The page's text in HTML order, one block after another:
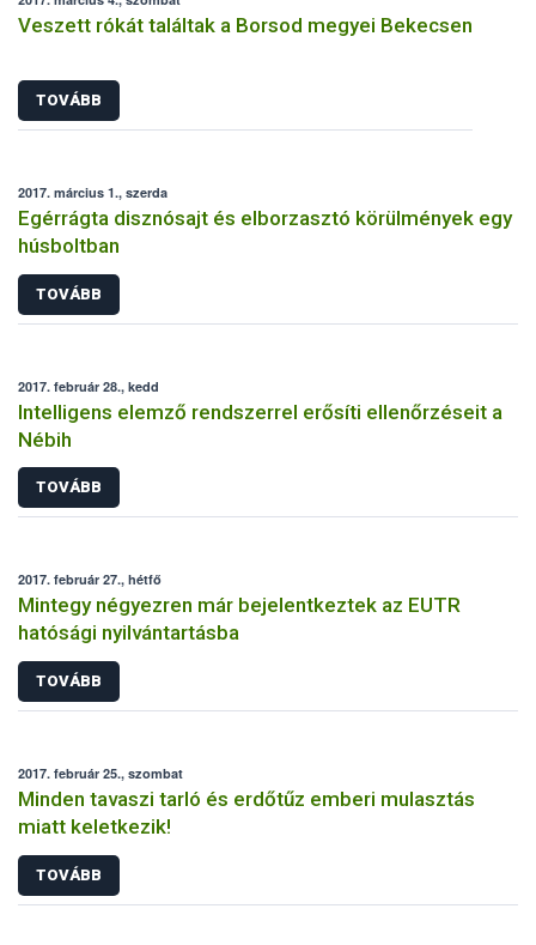
Veszett rókát találtak a Borsod megyei Bekecsen
TOVÁBB
2017. március 1., szerda
Egérrágta disznósajt és elborzasztó körülmények egy
húsboltban
TOVÁBB
2017. február 28., kedd
Intelligens elemző rendszerrel erősíti ellenőrzéseit a
Nébih
TOVÁBB
2017. február 27., hétfő
Mintegy négyezren már bejelentkeztek az EUTR
hatósági nyilvántartásba
TOVÁBB
2017. február 25., szombat
Minden tavaszi tarló és erdőtűz emberi mulasztás
miatt keletkezik!
TOVÁBB